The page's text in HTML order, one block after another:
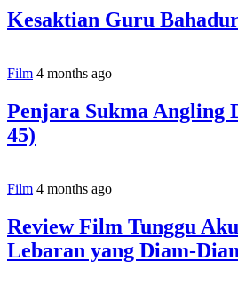
Kesaktian Guru
Film 4 months ago
Penjara Sukma Angling
45)
Film 4 months ago
Review Film Tunggu
Lebaran yang Diam-